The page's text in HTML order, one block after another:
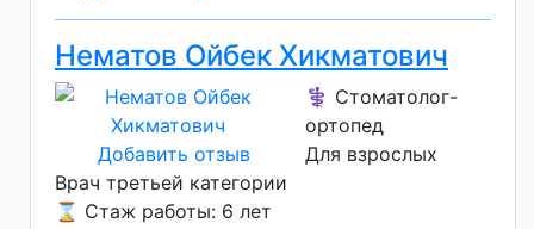
Нематов Ойбек Хикматович
Добавить отзыв
⚕️ Стоматолог-
ортопед
Для взрослых
Врач третьей категории
⌛ Стаж работы: 6 лет